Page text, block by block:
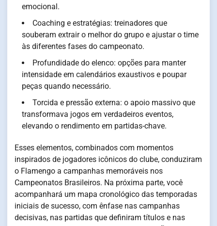
emocional.
Coaching e estratégias: treinadores que
souberam extrair o melhor do grupo e ajustar o time
às diferentes fases do campeonato.
Profundidade do elenco: opções para manter
intensidade em calendários exaustivos e poupar
peças quando necessário.
Torcida e pressão externa: o apoio massivo que
transformava jogos em verdadeiros eventos,
elevando o rendimento em partidas-chave.
Esses elementos, combinados com momentos
inspirados de jogadores icônicos do clube, conduziram
o Flamengo a campanhas memoráveis nos
Campeonatos Brasileiros. Na próxima parte, você
acompanhará um mapa cronológico das temporadas
iniciais de sucesso, com ênfase nas campanhas
decisivas, nas partidas que definiram títulos e nas